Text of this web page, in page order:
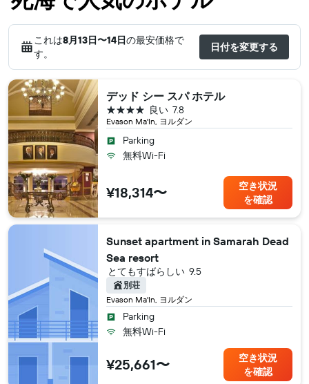
これは8月13日​〜14日の最安価格で
す。
日付を変更する
デッド シー スパ ホテル
Evason Ma'In, ヨルダン
7.8
良い
4つ星
Parking
無料Wi-Fi
¥18,314〜
空き状況
を確認
Sunset apartment in Samarah Dead
Sea resort
Evason Ma'In, ヨルダン
9.5
とてもすばらしい
別荘
Parking
無料Wi-Fi
¥25,661〜
空き状況
を確認